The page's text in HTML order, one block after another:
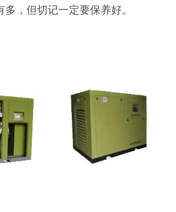
，但切记一定要保养好。